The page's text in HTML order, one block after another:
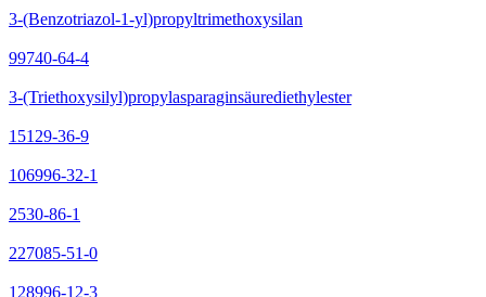
3-(Benzotriazol-1-yl)propyltrimethoxysilan
99740-64-4
3-(Triethoxysilyl)propylasparaginsäurediethylester
15129-36-9
106996-32-1
2530-86-1
227085-51-0
128996-12-3